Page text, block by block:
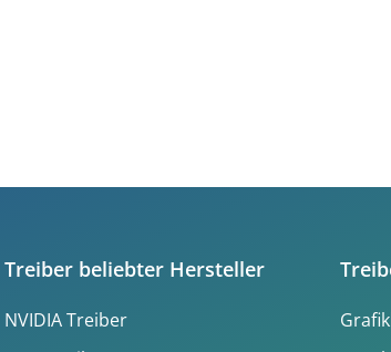
Treiber beliebter Hersteller
NVIDIA Treiber